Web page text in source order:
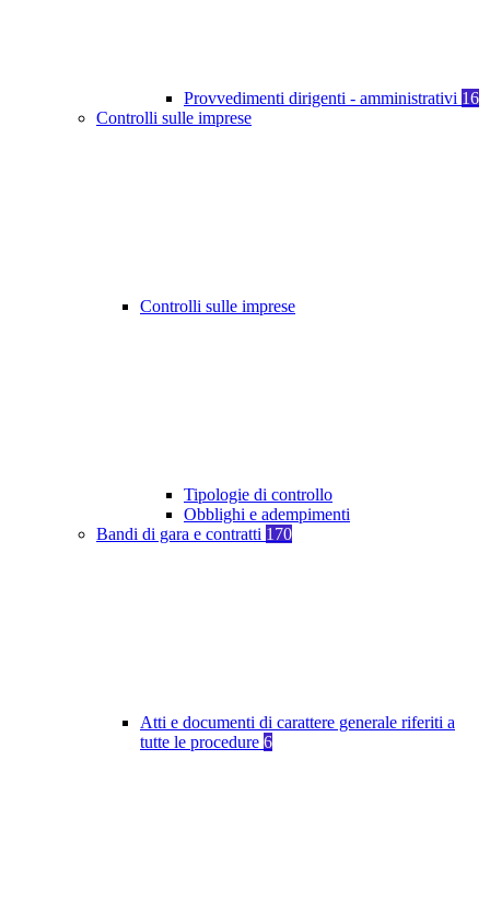
Provvedimenti dirigenti - amministrativi 16
Controlli sulle imprese
Controlli sulle imprese
Tipologie di controllo
Obblighi e adempimenti
Bandi di gara e contratti 170
Atti e documenti di carattere generale riferiti a
tutte le procedure 6